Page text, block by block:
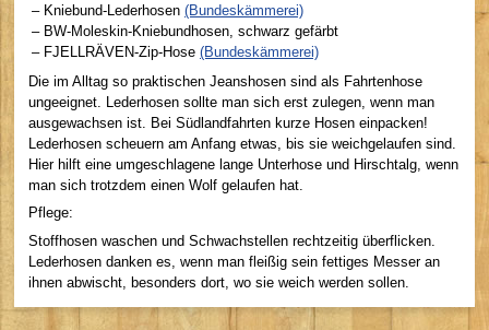
– Kniebund-Lederhosen (Bundeskämmerei)
– BW-Moleskin-Kniebundhosen, schwarz gefärbt
– FJELLRÄVEN-Zip-Hose (Bundeskämmerei)
Die im Alltag so praktischen Jeanshosen sind als Fahrtenhose
ungeeignet. Lederhosen sollte man sich erst zulegen, wenn man
ausgewachsen ist. Bei Südlandfahrten kurze Hosen einpacken!
Lederhosen scheuern am Anfang etwas, bis sie weichgelaufen sind.
Hier hilft eine umgeschlagene lange Unterhose und Hirschtalg, wenn
man sich trotzdem einen Wolf gelaufen hat.
Pflege:
Stoffhosen waschen und Schwachstellen rechtzeitig überflicken.
Lederhosen danken es, wenn man fleißig sein fettiges Messer an
ihnen abwischt, besonders dort, wo sie weich werden sollen.